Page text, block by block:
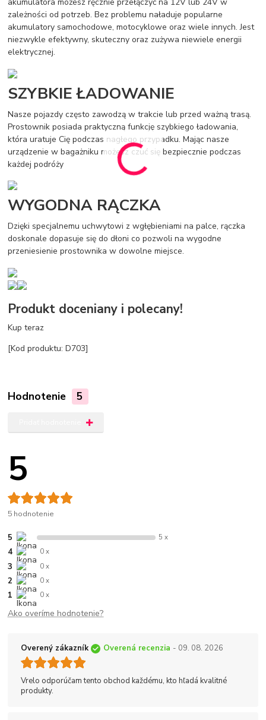
zależności od potrzeb. Bez problemu naładuje popularne
akumulatory samochodowe, motocyklowe oraz wiele innych. Jest
niezwykle efektywny, skuteczny oraz zużywa niewiele energii
elektrycznej.
SZYBKIE ŁADOWANIE
Nasze pojazdy często zawodzą w trakcie lub przed ważną trasą.
Prostownik posiada praktyczną funkcję szybkiego ładowania,
która uratuje Cię podczas nagłego przypadku. Mając nasze
urządzenie w bagażniku możesz czuć się bezpiecznie podczas
każdej podróży
WYGODNA RĄCZKA
Dzięki specjalnemu uchwytowi z wgłębieniami na palce, rączka
doskonale dopasuje się do dłoni co pozwoli na wygodne
przeniesienie prostownika w dowolne miejsce.
Produkt doceniany i polecany!
Kup teraz
[Kod produktu: D703]
Hodnotenie 5
5
5 hodnotenie
5 5 x
4 0 x
3 0 x
2 0 x
1 0 x
Ako overíme hodnotenie?
Overený zákazník Overená recenzia - 09. 08. 2026
Vrelo odporúčam tento obchod každému, kto hľadá kvalitné
produkty.